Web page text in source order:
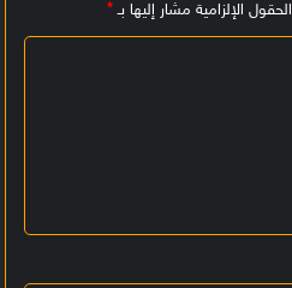
الحقول الإلزامية مشار إليها بـ*